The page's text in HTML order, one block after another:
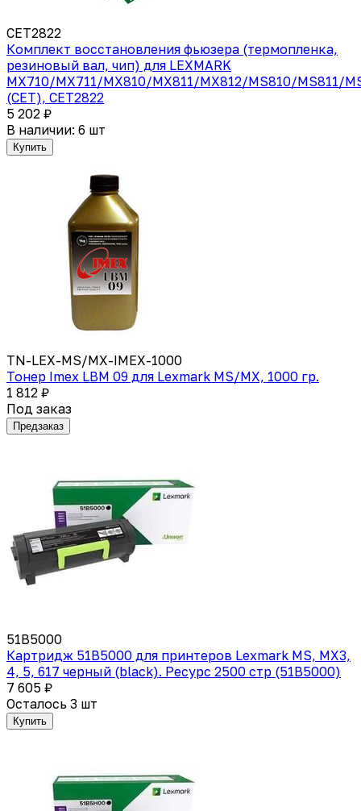
CET2822
Комплект восстановления фьюзера (термопленка,
резиновый вал, чип) для LEXMARK
MX710/MX711/MX810/MX811/MX812/MS810/MS811/
(CET), CET2822
5 202 ₽
В наличии: 6 шт
Купить
TN-LEX-MS/MX-IMEX-1000
Тонер Imex LBM 09 для Lexmark MS/MX, 1000 гр.
1 812 ₽
Под заказ
Предзаказ
51B5000
Картридж 51B5000 для принтеров Lexmark MS, MX3,
4, 5, 617 черный (black). Ресурс 2500 стр (51B5000)
7 605 ₽
Осталось 3 шт
Купить